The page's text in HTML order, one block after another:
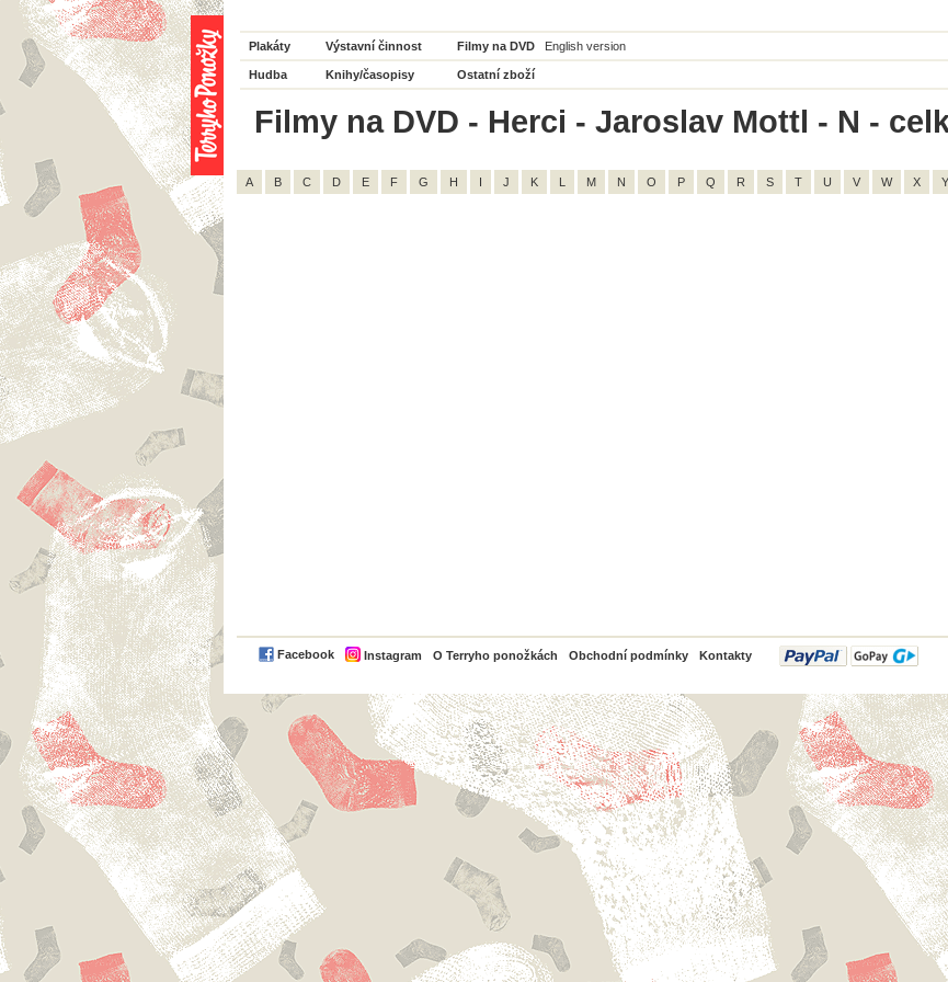
Plakáty Výstavní činnost Filmy na DVD English version
Hudba Knihy/časopisy Ostatní zboží
Filmy na DVD - Herci - Jaroslav Mottl - N -
A B C D E F G H I J K L M N O P Q R S T U V W X Y
Facebook Instagram O Terryho ponožkách Obchodní podmínky Kontakty
PayPal